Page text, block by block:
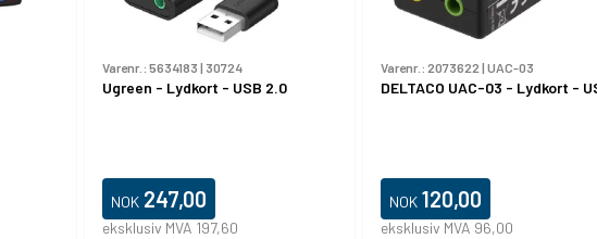
Varenr.: 5634183 | 30724
Ugreen - Lydkort - USB 2.0
NOK 247,00
eksklusiv MVA 197,60
Varenr.: 2073622 | UAC-03
DELTACO UAC-03 - Lydkort -
NOK 120,00
eksklusiv MVA 96,00